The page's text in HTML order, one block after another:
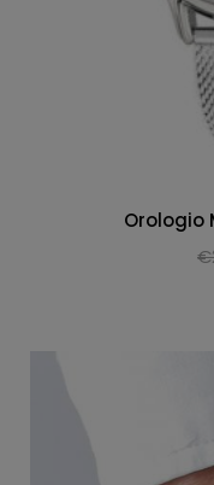
Orologio
€